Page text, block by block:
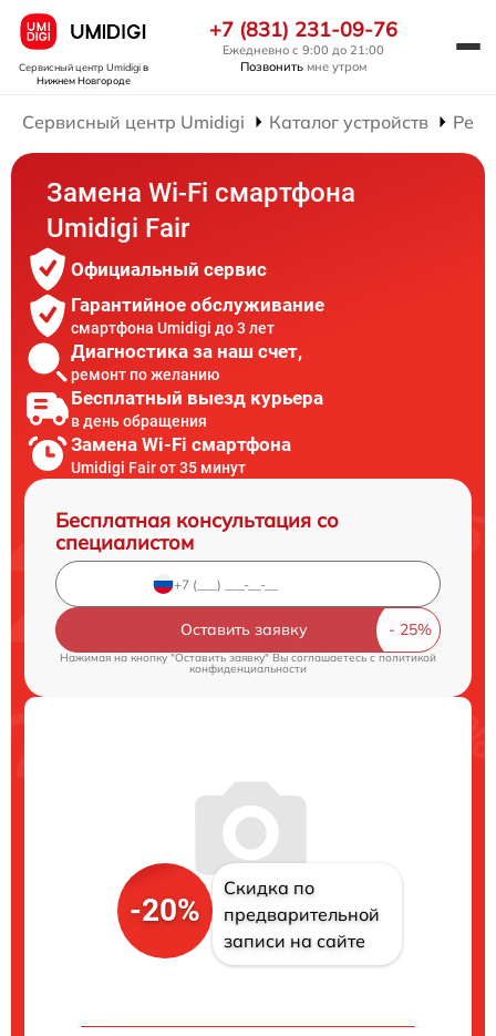
Сервисный центр Umidigiв
Нижнем Новгороде
+7 (831) 231-09-76
Ежедневно с 9:00 до 21:00
Позвонить мне утром
Сервисный центр Umidigi Каталог устройств
Замена Wi-Fi смартфона
Umidigi Fair
Официальный сервис
Гарантийное обслуживание
смартфона Umidigi до 3 лет
Диагностика за наш счет,
ремонт по желанию
Бесплатный выезд курьера
в день обращения
Замена Wi-Fi смартфона
Umidigi Fair от 35 минут
Бесплатная консультация со
специалистом
Оставить заявку
Нажимая на кнопку "Оставить заявку" Вы соглашаетесь c политикой
конфиденциальности
-20%
Скидка по
предварительной
записи на сайте